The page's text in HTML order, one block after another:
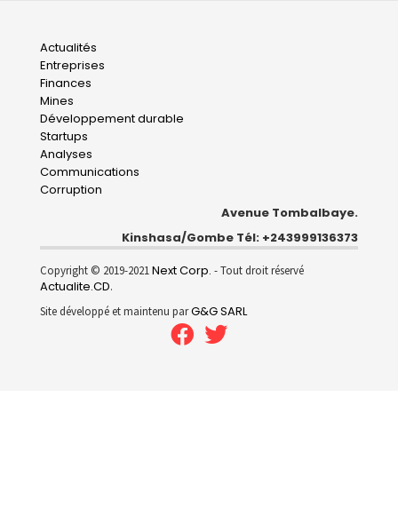
Main
navigation
Actualités
Entreprises
Finances
Mines
Développement durable
Startups
Analyses
Communications
Corruption
Avenue Tombalbaye.
Kinshasa/Gombe Tél: +243999136373
Copyright © 2019-2021Next Corp. - Tout droit réservé
Actualite.CD.
Site développé et maintenu parG&G SARL